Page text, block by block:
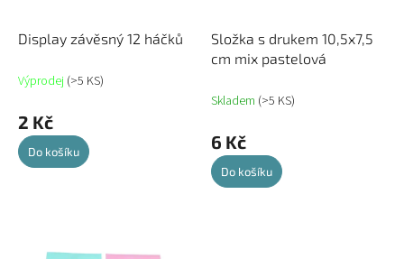
u
k
ů
Display závěsný 12 háčků
Výprodej (>5 KS)
2 Kč
Do košíku
Složka s drukem 10,5x7,5
cm mix pastelová
Skladem (>5 KS)
6 Kč
Do košíku